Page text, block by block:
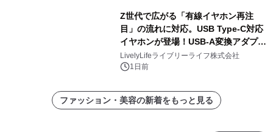
Z世代で広がる「有線イヤホン再注
目」の流れに対応。USB Type-C対応
イヤホンが登場！USB-A変換アダプタ
ー付きでスマホからパソコンまで幅広
く活用可能
LivelyLifeライブリーライフ株式会社
1日前
ファッション・美容の新着をもっと見る